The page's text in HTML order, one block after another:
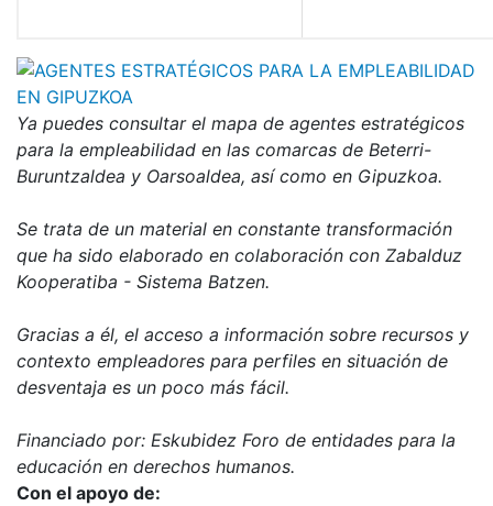
Ya puedes consultar el mapa de agentes estratégicos
para la empleabilidad en las comarcas de Beterri-
Buruntzaldea y Oarsoaldea, así como en Gipuzkoa.
Se trata de un material en constante transformación
que ha sido elaborado en colaboración con Zabalduz
Kooperatiba - Sistema Batzen.
Gracias a él, el acceso a información sobre recursos y
contexto empleadores para perfiles en situación de
desventaja es un poco más fácil.
Financiado por: Eskubidez Foro de entidades para la
educación en derechos humanos.
Con el apoyo de: